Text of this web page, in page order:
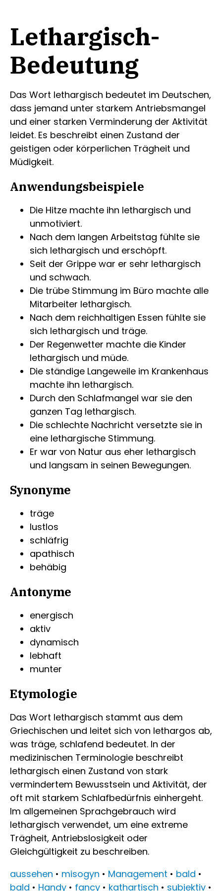
Lethargisch-
Bedeutung
Das Wort lethargisch bedeutet im Deutschen,
dass jemand unter starkem Antriebsmangel
und einer starken Verminderung der Aktivität
leidet. Es beschreibt einen Zustand der
geistigen oder körperlichen Trägheit und
Müdigkeit.
Anwendungsbeispiele
Die Hitze machte ihn lethargisch und
unmotiviert.
Nach dem langen Arbeitstag fühlte sie
sich lethargisch und erschöpft.
Seit der Grippe war er sehr lethargisch
und schwach.
Die trübe Stimmung im Büro machte alle
Mitarbeiter lethargisch.
Nach dem reichhaltigen Essen fühlte sie
sich lethargisch und träge.
Der Regenwetter machte die Kinder
lethargisch und müde.
Die ständige Langeweile im Krankenhaus
machte ihn lethargisch.
Durch den Schlafmangel war sie den
ganzen Tag lethargisch.
Die schlechte Nachricht versetzte sie in
eine lethargische Stimmung.
Er war von Natur aus eher lethargisch
und langsam in seinen Bewegungen.
Synonyme
träge
lustlos
schläfrig
apathisch
behäbig
Antonyme
energisch
aktiv
dynamisch
lebhaft
munter
Etymologie
Das Wort lethargisch stammt aus dem
Griechischen und leitet sich von lethargos ab,
was träge, schlafend bedeutet. In der
medizinischen Terminologie beschreibt
lethargisch einen Zustand von stark
vermindertem Bewusstsein und Aktivität, der
oft mit starkem Schlafbedürfnis einhergeht.
Im allgemeinen Sprachgebrauch wird
lethargisch verwendet, um eine extreme
Trägheit, Antriebslosigkeit oder
Gleichgültigkeit zu beschreiben.
aussehen • misogyn • Management • bald •
bald • Handy • fancy • kathartisch • subjektiv •